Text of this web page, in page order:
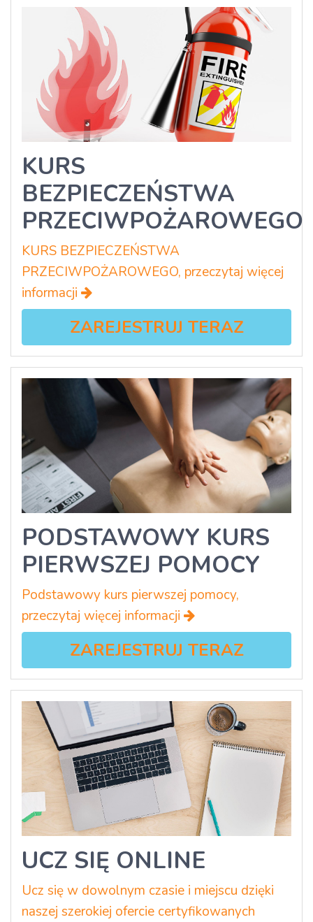
KURS
BEZPIECZEŃSTWA
PRZECIWPOŻAROWEGO
KURS BEZPIECZEŃSTWA
PRZECIWPOŻAROWEGO, przeczytaj więcej
informacji
ZAREJESTRUJ TERAZ
PODSTAWOWY KURS
PIERWSZEJ POMOCY
Podstawowy kurs pierwszej pomocy,
przeczytaj więcej informacji
ZAREJESTRUJ TERAZ
UCZ SIĘ ONLINE
Ucz się w dowolnym czasie i miejscu dzięki
naszej szerokiej ofercie certyfikowanych